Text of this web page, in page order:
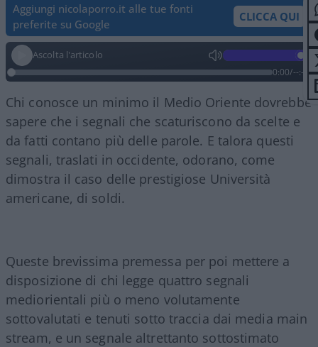
Aggiungi nicolaporro.it alle tue fonti
preferite su Google
CLICCA QUI
Ascolta l'articolo
0:00/--:--
Chi conosce un minimo il Medio Oriente dovrebbe
sapere che i segnali che scaturiscono da scelte e
da fatti contano più delle parole. E talora questi
segnali, traslati in occidente, odorano, come
dimostra il caso delle prestigiose Università
americane, di soldi.
Queste brevissima premessa per poi mettere a
disposizione di chi legge quattro segnali
mediorientali più o meno volutamente
sottovalutati e tenuti sotto traccia dai media main
stream, e un segnale altrettanto sottostimato